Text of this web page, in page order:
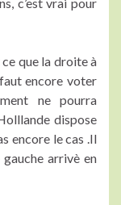
que la droite à
encore voter
ne pourra
dispose
encore le cas .Il
arrivè en